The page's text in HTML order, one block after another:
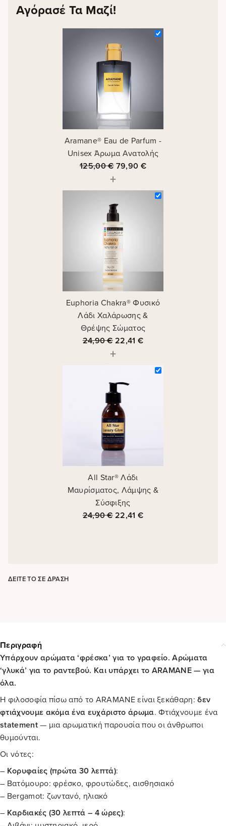
Αγόρασέ Τα Μαζί!
Aramane® Eau de Parfum -
Unisex Άρωμα Ανατολής
125,00€79,90 €
+
Euphoria Chakra® Φυσικό
Λάδι Χαλάρωσης &
Θρέψης Σώματος
24,90€22,41€
+
All Star® Λάδι
Μαυρίσματος, Λάμψης &
Σύσφιξης
24,90€22,41€
ΔΕΊΤΕ ΤΟ ΣΕ ΔΡΆΣΗ
Περιγραφή
Υπάρχουν αρώματα ‘φρέσκα’ για το γραφείο. Αρώματα
‘γλυκά’ για το ραντεβού. Και υπάρχει το ARAMANE — για
όλα.
Η φιλοσοφία πίσω από το ARAMANE είναι ξεκάθαρη:δεν
φτιάχνουμε ακόμα ένα ευχάριστο άρωμα. Φτιάχνουμε ένα
statement— μια αρωματική παρουσία που οι άνθρωποι
θυμούνται.
Οι νότες:
– Κορυφαίες (πρώτα 30 λεπτά):
– Βατόμουρο: φρέσκο, φρουτώδες, αισθησιακό
– Bergamot: ζωντανό, ηλιακό
– Καρδιακές (30 λεπτά – 4 ώρες):